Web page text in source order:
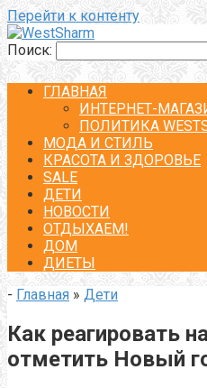
Перейти к контенту
Поиск:
ГЛАВНАЯ
ИНТЕРНЕТ-
ПОЛИТИКА
МОДА И СТИЛЬ
КРАСОТА И ЗДОРОВЬЕ
SALE
ДЕТИ
НОВОСТИ
ОТДЫХАЕМ!
ДОМ
ДИЕТЫ
- Главная » Дети
Как реагировать
отметить Новый